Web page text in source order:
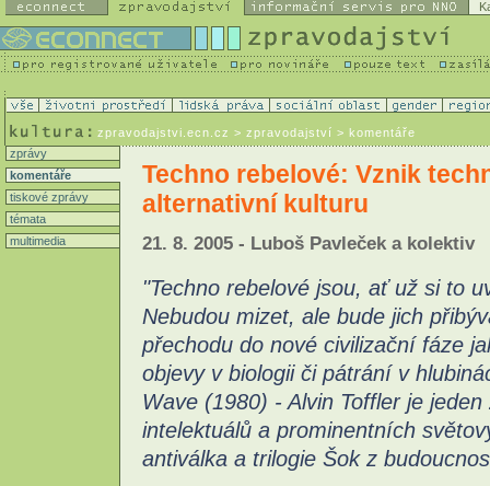
zpravodajstvi.ecn.cz > zpravodajství > komentáře
zprávy
komentáře
tiskové zprávy
témata
multimedia
Techno rebelové: Vznik
alternativní kulturu
21. 8. 2005 - Luboš Pavleček a kolektiv
"Techno rebelové jsou, ať už si to
Nebudou mizet, ale bude jich
přechodu do nové civilizační fáze
objevy v biologii či pátrání v
Wave (1980) - Alvin Toffler je
intelektuálů a prominentních
antiválka a trilogie Šok z